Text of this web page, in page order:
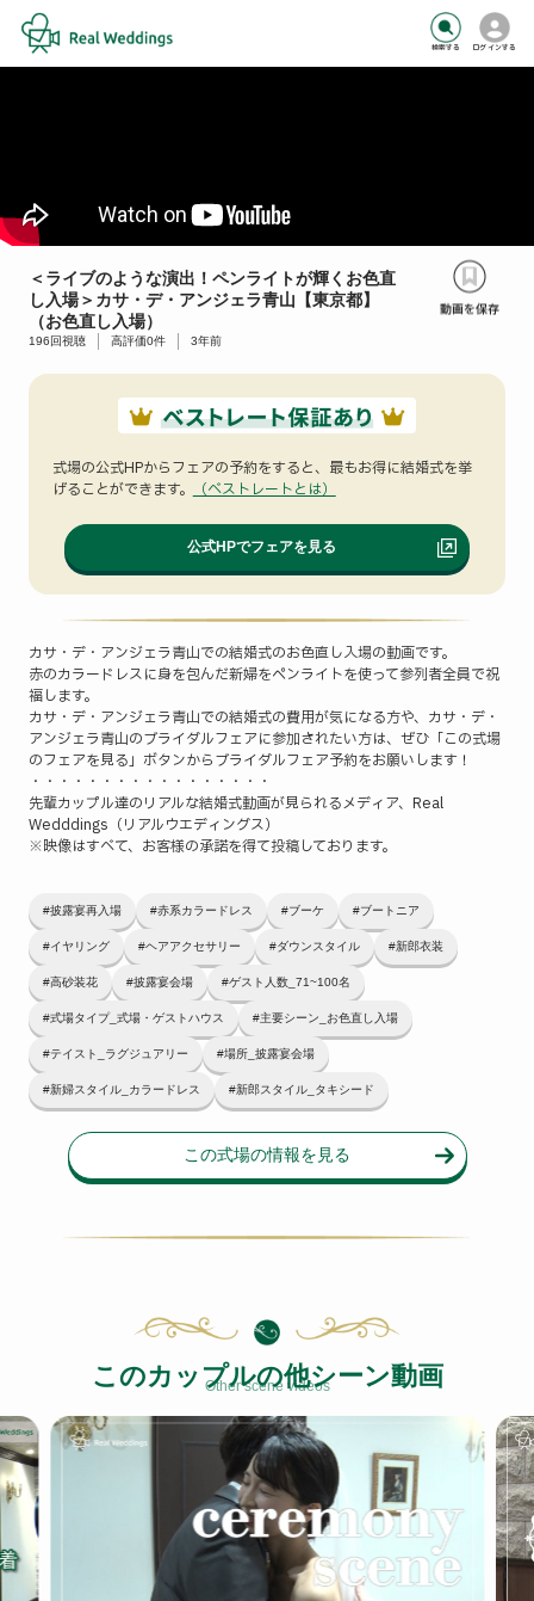
検索する ログインする
＜ライブのような演出！ペンライトが輝くお色直
し入場＞カサ・デ・アンジェラ青山【東京都】
（お色直し入場）
196 回視聴 高評価0件 3年前
式場の公式HPからフェアの予約をすると、 最もお得に結婚式を挙
げることができます。
（ベストレートとは）
公式HPでフェアを見る
カサ・デ・アンジェラ青山での結婚式のお色直し入場の動画です。
赤のカラードレスに身を包んだ新婦をペンライトを使って参列者全員で祝
福します。
カサ・デ・アンジェラ青山での結婚式の費用が気になる方や、カサ・デ・
アンジェラ青山のブライダルフェアに参加されたい方は、ぜひ「この式場
のフェアを見る」ボタンからブライダルフェア予約をお願いします！
・・・・・・・・・・・・・・・・・
先輩カップル達のリアルな結婚式動画が見られるメディア、Real
Wedddings（リアルウエディングス）
※映像はすべて、お客様の承諾を得て投稿しております。
#披露宴再入場 #赤系カラードレス #ブーケ #ブートニア
#イヤリング #ヘアアクセサリー #ダウンスタイル #新郎衣装
#高砂装花 #披露宴会場 #ゲスト人数_71~100名
#式場タイプ_式場・ゲストハウス #主要シーン_お色直し入場
#テイスト_ラグジュアリー #場所_披露宴会場
#新婦スタイル_カラードレス #新郎スタイル_タキシード
この式場の情報を見る
Other scene videos
このカップルの他シーン動画